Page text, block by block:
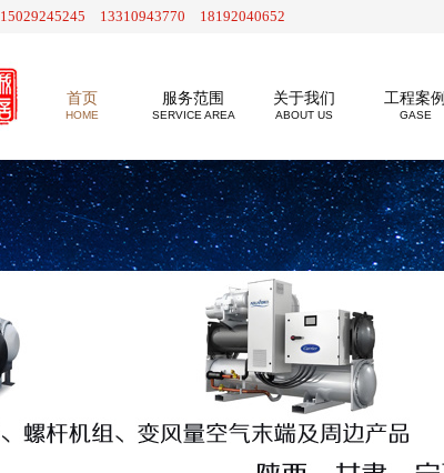
15029245245 13310943770 18192040652
首页
HOME
服务范围
SERVICE AREA
关于我们
ABOUT US
工程案例
GASE